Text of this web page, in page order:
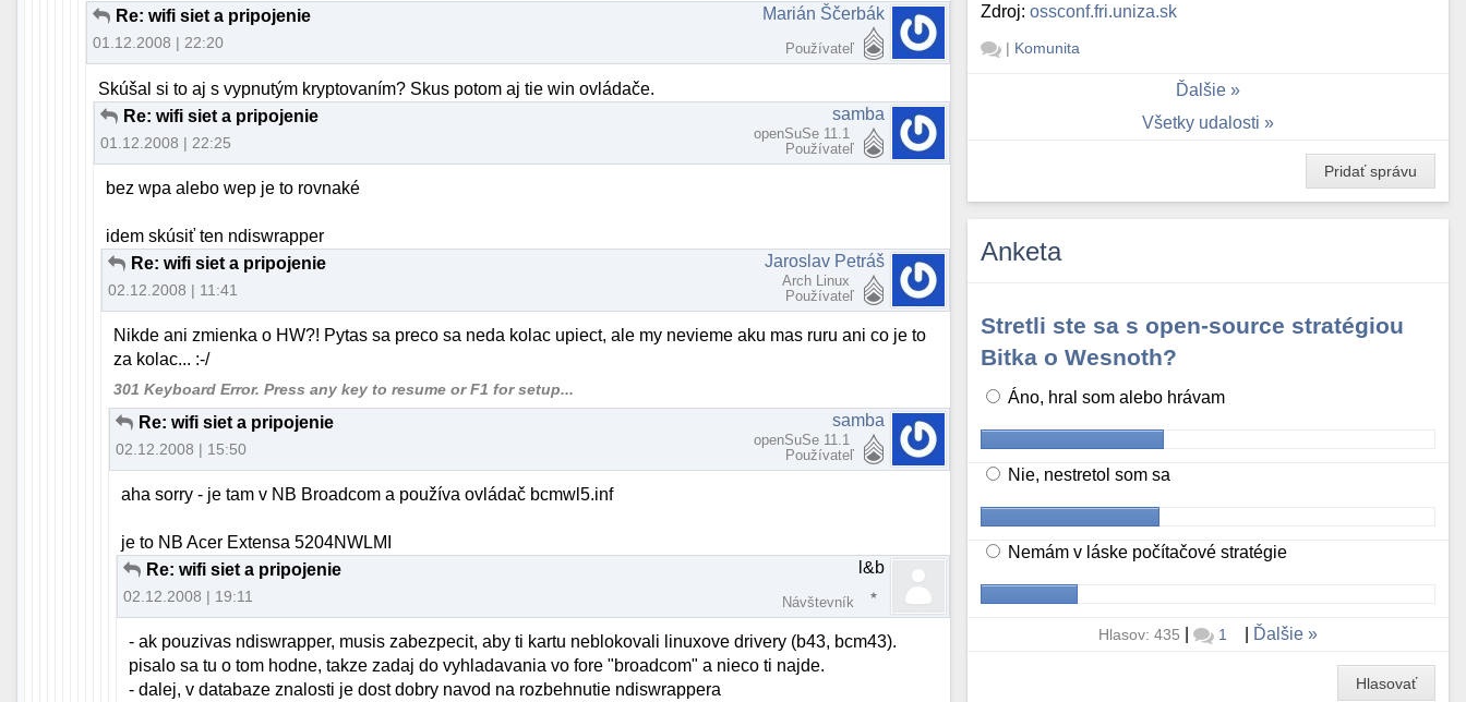
Re: wifi siet a pripojenie
01.12.2008 | 22:20
Marián Ščerbák
Používateľ
Skúšal si to aj s vypnutým kryptovaním? Skus potom aj tie win ovládače.
Re: wifi siet a pripojenie
01.12.2008 | 22:25
samba
openSuSe 11.1
Používateľ
bez wpa alebo wep je to rovnaké
idem skúsiť ten ndiswrapper
Re: wifi siet a pripojenie
02.12.2008 | 11:41
Jaroslav Petráš
Arch Linux
Používateľ
Nikde ani zmienka o HW?! Pytas sa preco sa neda kolac upiect, ale my nevieme aku mas ruru ani co je to
za kolac... :-/
301 Keyboard Error. Press any key to resume or F1 for setup...
Re: wifi siet a pripojenie
02.12.2008 | 15:50
samba
openSuSe 11.1
Používateľ
aha sorry - je tam v NB Broadcom a používa ovládač bcmwl5.inf
je to NB Acer Extensa 5204NWLMI
Re: wifi siet a pripojenie
02.12.2008 | 19:11
l&b
Návštevník
- ak pouzivas ndiswrapper, musis zabezpecit, aby ti kartu neblokovali linuxove drivery (b43, bcm43).
pisalo sa tu o tom hodne, takze zadaj do vyhladavania vo fore "broadcom" a nieco ti najde.
- dalej, v databaze znalosti je dost dobry navod na rozbehnutie ndiswrappera
Zdroj:ossconf.fri.uniza.sk
| Komunita
Ďalšie
Všetky udalosti
Pridať správu
Anketa
Stretli ste sa s open-source stratégiou
Bitka o Wesnoth?
Áno, hral som alebo hrávam
Nie, nestretol som sa
Nemám v láske počítačové stratégie
Hlasov: 435 | 1 Ďalšie
Hlasovať